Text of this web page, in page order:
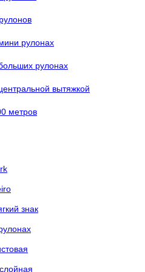
рулонах
рулонах
вытяжкой
метров
знак